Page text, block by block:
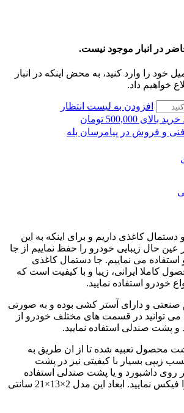
در انبار موجود نیست.
خود را وارد کنید، به محض اینکه در انبار
خواهیم داد.
افزودن به لیست انتظار
500,000 تومان
فنی و فروش در پیامرسان بله
کاغذی داریم و برای اینکه به این
حال زیبایی خودرو را حفظ نماییم از جا
می نماییم. جا دستمال کاغذی
کاملا ایرانی، زیبا و با کیفیت است که
خودرو استفاده نمایید.
و دارای آستر کشی بوده و به صورتی
توانید در قسمت های مختلف خودرو از
و پشت صندلی استفاده نمایید.
محصول تعبیه شده تا از ان طریق به
زیپی بسیار با کیفیتی نیز در پشت
روی داشبورد و یا پشت صندلی استفاده
نمایید و جا دستمالی را فیکس نمایید. ابعاد این مدل 2×13×21 سانتی